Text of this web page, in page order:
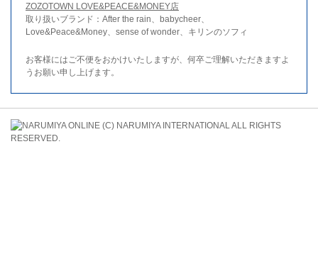
ZOZOTOWN LOVE&PEACE&MONEY店
取り扱いブランド：After the rain、babycheer、
Love&Peace&Money、sense of wonder、キリンのソフィ
お客様にはご不便をおかけいたしますが、何卒ご理解いただきますよ
うお願い申し上げます。